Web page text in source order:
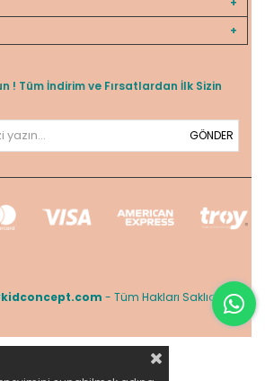
! Tüm İndirim ve Fırsatlardan İlk Sizin
GÖNDER
- Tüm Hakları Saklıdır.